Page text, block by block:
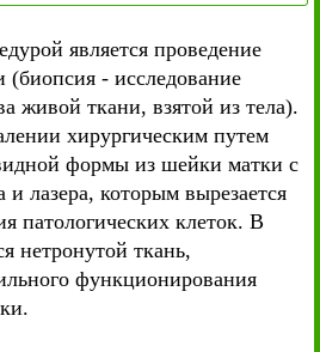
является проведение
- исследование
живой ткани, взятой из тела).
хирургическим путем
формы из шейки матки с
лазера, которым вырезается
патологических клеток. В
нетронутой ткань,
функционирования